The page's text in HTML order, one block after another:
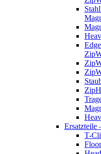
Ersatzteile
T-